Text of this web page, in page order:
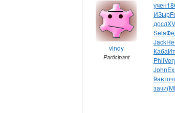
vindy
Participant
учен
ИЗыр
досл
Sela
Jack
Каба
Phil
John
9авто
зачи